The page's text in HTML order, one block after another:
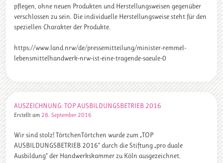
pflegen, ohne neuen Produkten und Herstellungsweisen gegenüber
verschlossen zu sein. Die individuelle Herstellungsweise steht für den
speziellen Charakter der Produkte.
https://www.land.nrw/de/pressemitteilung/minister-remmel-
lebensmittelhandwerk-nrw-ist-eine-tragende-saeule-0
AUSZEICHNUNG: TOP AUSBILDUNGSBETRIEB 2016
Erstellt am 28. September 2016
Wir sind stolz! TörtchenTörtchen wurde zum „TOP
AUSBILDUNGSBETRIEB 2016“ durch die Stiftung „pro duale
Ausbildung“ der Handwerkskammer zu Köln ausgezeichnet.